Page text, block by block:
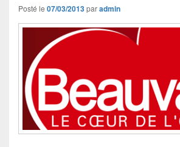
Posté le 07/03/2013paradmin